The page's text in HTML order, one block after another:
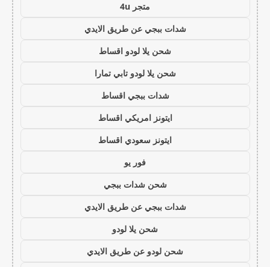
متجر 4u
شدات ببجي عن طريق الايدي
شحن يلا لودو اقساط
شحن يلا لودو تابي تمارا
شدات ببجي اقساط
ايتونز امريكي اقساط
ايتونز سعودي اقساط
فور يو
شحن شدات ببجي
شدات ببجي عن طريق الايدي
شحن يلا لودو
شحن لودو عن طريق الايدي